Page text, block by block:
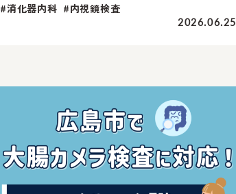
#消化器内科 #内視鏡検査
2026.06.25